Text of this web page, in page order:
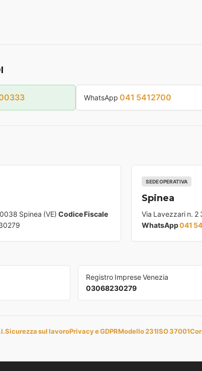
WhatsApp 041 5412700
Spinea (VE) Codice Fiscale
SEDE OPERATIVA
Spinea
Via Lavezzari n.
WhatsApp041
Registro Imprese Venezia
03068230279
Sicurezza sul lavoroPrivacy e GDPRModello 231ISO 37001